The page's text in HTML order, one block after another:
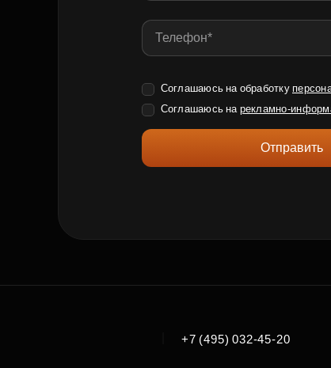
Соглашаюсь на обработку
Соглашаюсь на рекламно-
Отправить
+7 (495) 032-45-20